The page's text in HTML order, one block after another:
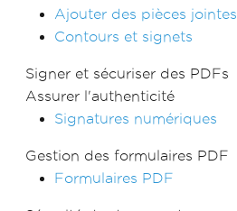
Ajouter des pièces jointes
Contours et signets
Signer et sécuriser des PDFs
Assurer l'authenticité
Signatures numériques
Gestion des formulaires PDF
Formulaires PDF